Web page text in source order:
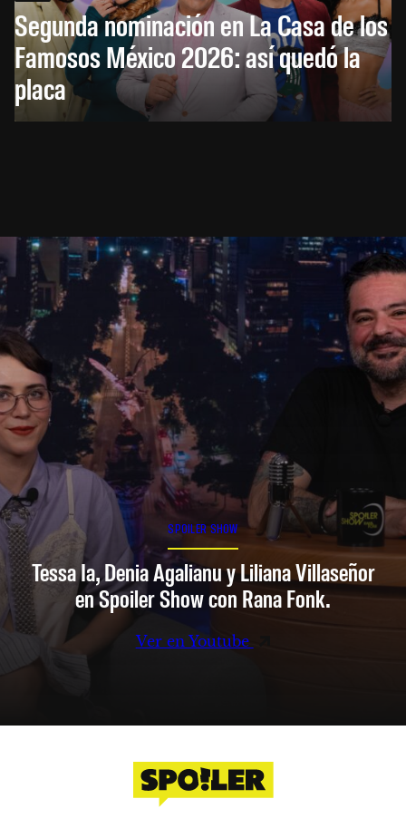
Segunda nominación en La Casa de los
Famosos México 2026: así quedó la
placa
SPOILER SHOW
Tessa Ia, Denia Agalianu y Liliana Villaseñor
en Spoiler Show con Rana Fonk.
Ver en Youtube